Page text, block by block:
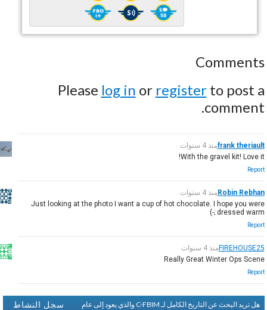
Comments
Please log in or registerto post a
comment.
frank theriaultمنذ 4 سنوات
With the gravel kit! Love it!
Report
Robin Rebhanمنذ 4 سنوات
Just looking at the photo I want a cup of hot chocolate. I hope you were
dressed warm ;-)
Report
FIREHOUSE25منذ 4 سنوات
Really Great Winter Ops Scene
Report
سجل النشاط
هل تريد البحث عن التاريخ الكامل لـ C-FBIM والذي يعود إلى عام